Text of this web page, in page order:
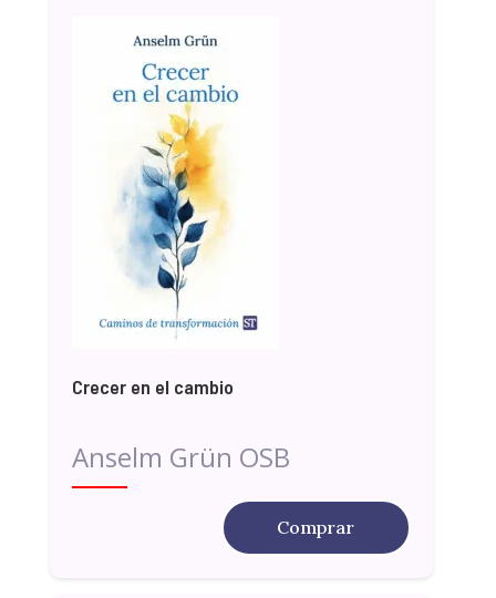
Crecer en el cambio
Anselm Grün OSB
Comprar